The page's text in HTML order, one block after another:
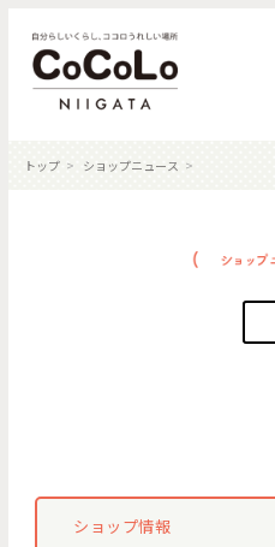
トップ ショップニュース
ショップ情報